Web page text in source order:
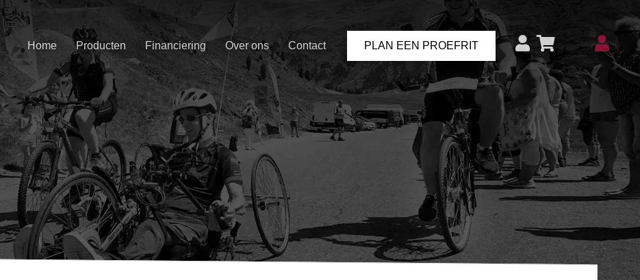
Home Producten Financiering Over ons Contact PLAN EEN PROEFRIT